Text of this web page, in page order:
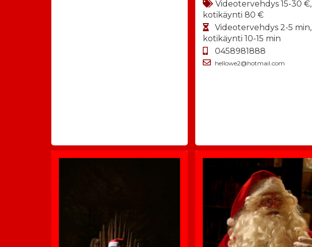
Videotervehdys 15-30 €,
kotikäynti 80 €
Videotervehdys 2-5 min,
kotikäynti 10-15 min
0458981888
hellowe2@hotmail.com